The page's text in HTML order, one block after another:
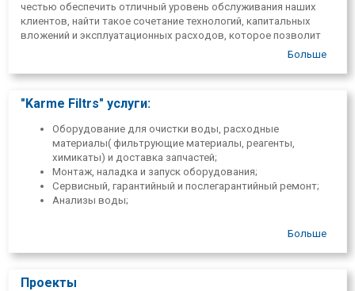
честью обеспечить отличный уровень обслуживания наших
клиентов, найти такое сочетание технологий, капитальных
вложений и эксплуатационных расходов, которое позволит
наиболее эффективно решать технические задачи заказчика. В
производительность требуемого заказчику оборудования. Мы
как они позволяют обеспечить накопление очищенной воды
проводим расчеты динамики водного баланса, учитываем
расход воды в час, определяем необходимый уровень и
количество воды в соответствии со спецификой
технологической воды, а также обеспечиваем техническое
обслуживание оборудования в процессе эксплуатации.
Больше
"Karme Filtrs" услуги:
Оборудование для очистки воды, расходные
материалы( фильтрующие материалы, реагенты,
химикаты) и доставка запчастей;
Монтаж, наладка и запуск оборудования;
Сервисный, гарантийный и послегарантийный ремонт;
Анализы воды;
Больше
Проекты